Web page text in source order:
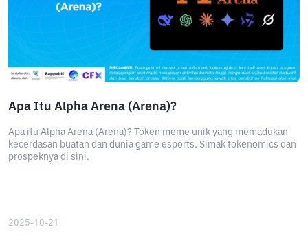
Apa Itu Alpha Arena (Arena)?
Apa itu Alpha Arena (Arena)? Token meme unik yang memadukan
kecerdasan buatan dan dunia game esports. Simak tokenomics dan
prospeknya di sini.
2025-10-21